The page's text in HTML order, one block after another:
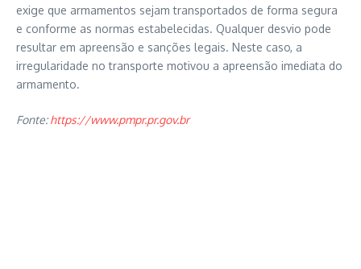
exige que armamentos sejam transportados de forma segura
e conforme as normas estabelecidas. Qualquer desvio pode
resultar em apreensão e sanções legais. Neste caso, a
irregularidade no transporte motivou a apreensão imediata do
armamento.
Fonte:https://www.pmpr.pr.gov.br